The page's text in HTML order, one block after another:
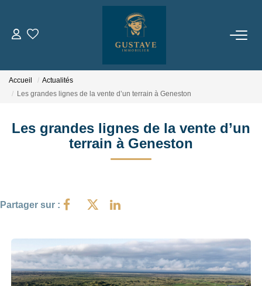
LOUER
ESTIMER
Notre Équipe
ACTUALITÉS
Accueil
Actualités
Les grandes lignes de la vente d’un terrain à Geneston
Les grandes lignes de la vente d’un
terrain à Geneston
Partager sur :